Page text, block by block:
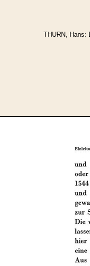
THURN, Hans: